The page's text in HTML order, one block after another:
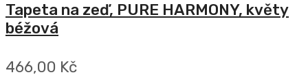
Tapeta na zeď, PURE HARMONY, květy
béžová
466,00 Kč